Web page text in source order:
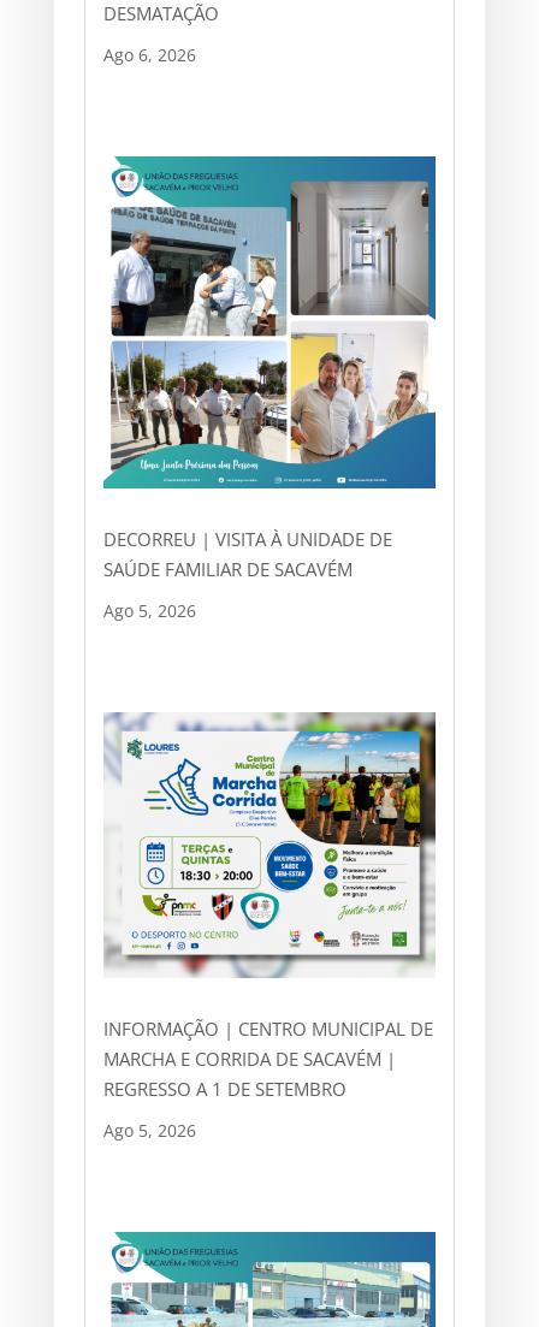
DESMATAÇÃO
Ago 6, 2026
DECORREU | VISITA À UNIDADE DE
SAÚDE FAMILIAR DE SACAVÉM
Ago 5, 2026
INFORMAÇÃO | CENTRO MUNICIPAL DE
MARCHA E CORRIDA DE SACAVÉM |
REGRESSO A 1 DE SETEMBRO
Ago 5, 2026